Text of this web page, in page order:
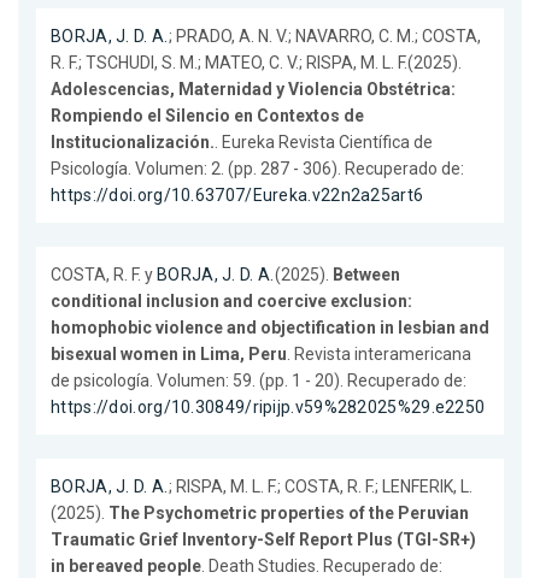
BORJA, J. D. A.; PRADO, A. N. V.; NAVARRO, C. M.; COSTA,
R. F.; TSCHUDI, S. M.; MATEO, C. V.; RISPA, M. L. F.(2025).
Adolescencias, Maternidad y Violencia Obstétrica:
Rompiendo el Silencio en Contextos de
Institucionalización.. Eureka Revista Científica de
Psicología. Volumen: 2. (pp. 287 - 306). Recuperado de:
https://doi.org/10.63707/Eureka.v22n2a25art6
COSTA, R. F. y BORJA, J. D. A.(2025). Between
conditional inclusion and coercive exclusion:
homophobic violence and objectification in lesbian and
bisexual women in Lima, Peru. Revista interamericana
de psicología. Volumen: 59. (pp. 1 - 20). Recuperado de:
https://doi.org/10.30849/ripijp.v59%282025%29.e2250
BORJA, J. D. A.; RISPA, M. L. F.; COSTA, R. F.; LENFERIK, L.
(2025). The Psychometric properties of the Peruvian
Traumatic Grief Inventory-Self Report Plus (TGI-SR+)
in bereaved people. Death Studies. Recuperado de: